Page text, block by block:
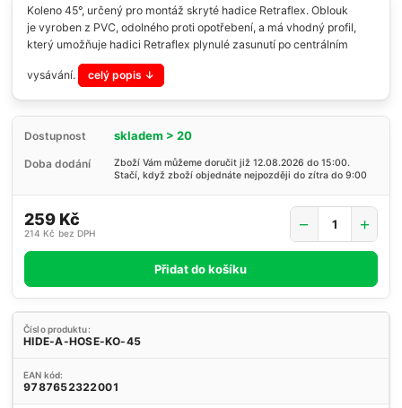
Koleno 45°, určený pro montáž skryté hadice Retraflex. Oblouk
je vyroben z PVC, odolného proti opotřebení, a má vhodný profil,
který umožňuje hadici Retraflex plynulé zasunutí po centrálním
vysávání. celý popis
Dostupnost skladem > 20
Doba dodání
Zboží Vám můžeme doručit již 12.08.2026 do 15:00.
Stačí, když zboží objednáte nejpozději do zítra do 9:00
259 Kč
214 Kč bez DPH
Přidat do košíku
Číslo produktu:
HIDE-A-HOSE-KO-45
EAN kód:
9787652322001